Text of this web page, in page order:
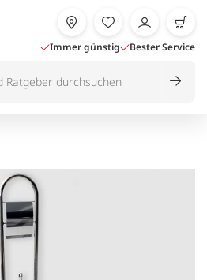
Immer günstig Bester Service